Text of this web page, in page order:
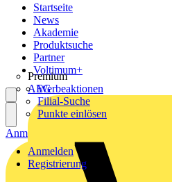
Startseite
News
Akademie
Produktsuche
Partner
Premium
AEG
Voltimum+
Werbeaktionen
Filial-Suche
Punkte einlösen
Anmelden
Registrierung
Anmelden